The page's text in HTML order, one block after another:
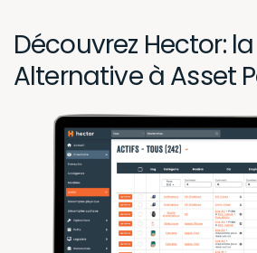
Découvrez Hector:
Alternative à Asset